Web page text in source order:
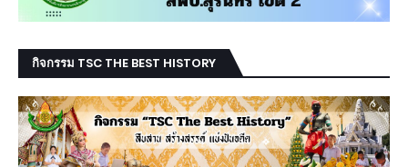
กิจกรรม TSC THE BEST HISTORY